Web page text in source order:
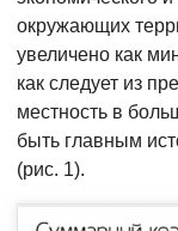
окружающих
увеличено как
как следует из
местность в
быть главным
(рис. 1).